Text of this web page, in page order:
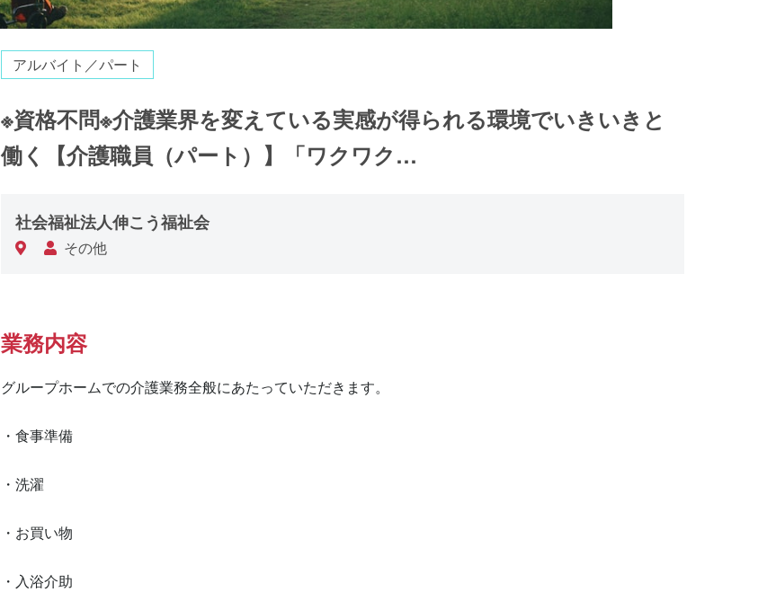
アルバイト／パート
※資格不問※介護業界を変えている実感が得られる環境でいきいきと
働く【介護職員（パート）】「ワクワク…
社会福祉法人伸こう福祉会
その他
業務内容
グループホームでの介護業務全般にあたっていただきます。
・食事準備
・洗濯
・お買い物
・入浴介助